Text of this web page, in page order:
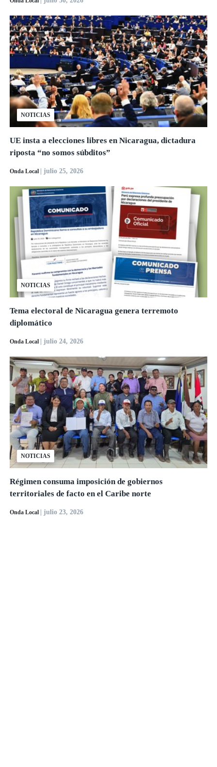
NOTICIAS
UE insta a elecciones libres en Nicaragua, dictadura
riposta “no somos súbditos”
Onda Local | julio 25, 2026
NOTICIAS
Tema electoral de Nicaragua genera terremoto
diplomático
Onda Local | julio 24, 2026
NOTICIAS
Régimen consuma imposición de gobiernos
territoriales de facto en el Caribe norte
Onda Local | julio 23, 2026